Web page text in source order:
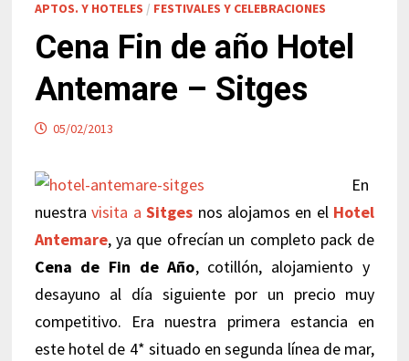
APTOS. Y HOTELES / FESTIVALES Y CELEBRACIONES
Cena Fin de año Hotel
Antemare – Sitges
05/02/2013
En
nuestravisita aSitges nos alojamos en el Hotel
Antemare, ya que ofrecían un completo pack de
Cena de Fin de Año, cotillón, alojamiento y
desayuno al día siguiente por un precio muy
competitivo. Era nuestra primera estancia en
este hotel de 4* situado en segunda línea de mar,